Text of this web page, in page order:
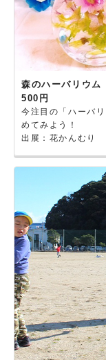
森のハーバリウム
500円
今注目の「ハーバ
めてみよう！
出展：花かんむり